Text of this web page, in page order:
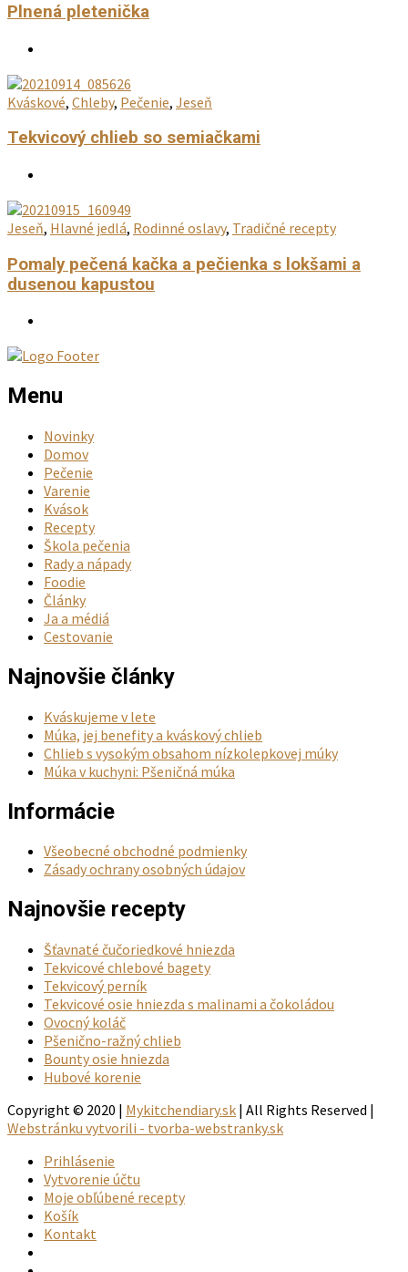
Hubové korenie
Polievky,Varenie, Zdravé recepty
Domáca vegeta
Kváskové,Pečenie,S droždím,Sladké pečivo,Sladké pečivo
Plnená pletenička
Kváskové,Chleby
Tekvicový chlieb so semiačkami
Jeseň ,Hlavné jedlá
Pomaly pečená kačka a pečienka s lokšami a
dusenou kapustou
Menu
Domov
Pečenie
Varenie
Kvások
Škola pečenia
Foodie
Články
Cestovanie
Najnovšie články
Kváskujeme v lete
Múka, jej benefity a kváskový chlieb
Chlieb s vysokým obsahom nízkolepkovej múky
Múka v kuchyni: Pšeničná múka
Informácie
Všeobecné obchodné podmienky
Zásady ochrany osobných údajov
Najnovšie recepty
Šťavnaté čučoriedkové hniezda
Tekvicové chlebové bagety